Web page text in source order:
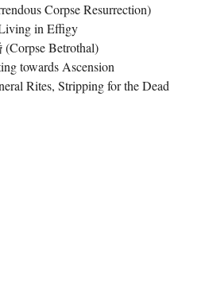
Corpse Resurrection)
in Effigy
(Corpse Betrothal)
towards Ascension
Rites, Stripping for the Dead